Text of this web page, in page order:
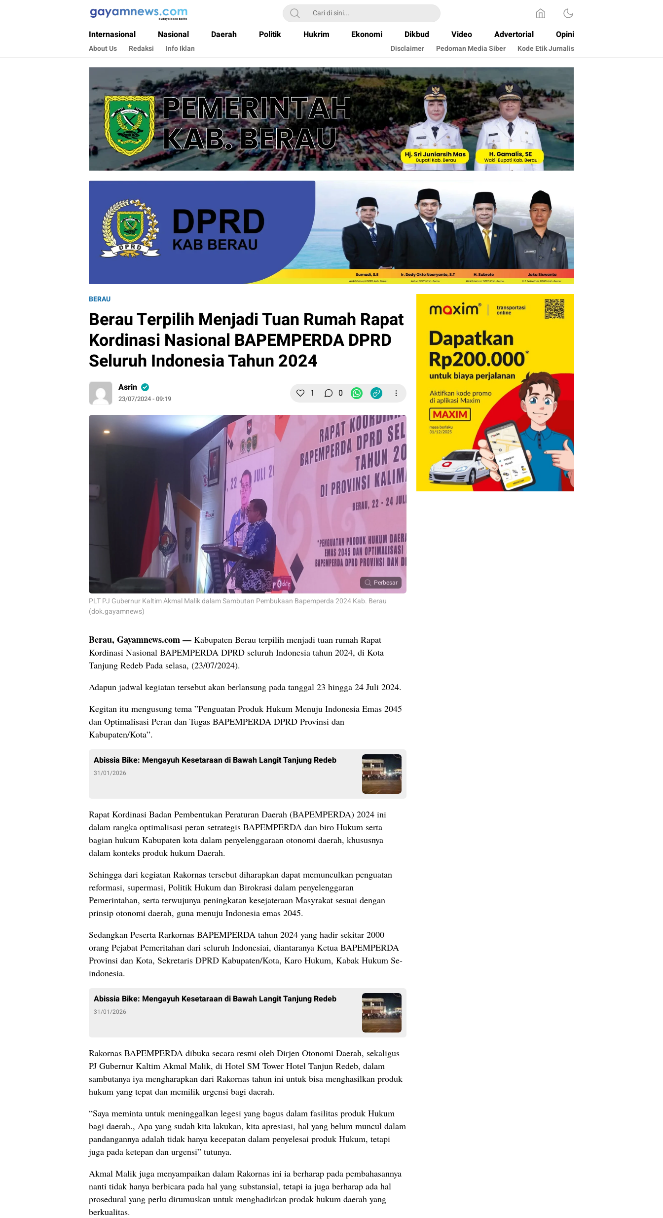
Gayamnews.com
Budaya Baca Berita
Internasional Nasional Daerah Politik Hukrim Ekonomi Dikbud Video Advertorial Opini
About Us Redaksi Info Iklan Disclaimer Pedoman Media Siber Kode Etik Jurnalis
BERAU
Berau Terpilih Menjadi Tuan Rumah Rapat
Kordinasi Nasional BAPEMPERDA DPRD
Seluruh Indonesia Tahun 2024
Asrin
23/07/2024 - 09:19 1 0
Perbesar
PLT PJ Gubernur Kaltim Akmal Malik dalam Sambutan Pembukaan Bapemperda 2024 Kab. Berau
(dok.gayamnews)
Berau, Gayamnews.com — Kabupaten Berau terpilih menjadi tuan rumah Rapat
Kordinasi Nasional BAPEMPERDA DPRD seluruh Indonesia tahun 2024, di Kota
Tanjung Redeb Pada selasa, (23/07/2024).
Adapun jadwal kegiatan tersebut akan berlansung pada tanggal 23 hingga 24 Juli 2024.
Kegitan itu mengusung tema ”Penguatan Produk Hukum Menuju Indonesia Emas 2045
dan Optimalisasi Peran dan Tugas BAPEMPERDA DPRD Provinsi dan
Kabupaten/Kota”.
Abissia Bike: Mengayuh Kesetaraan di Bawah Langit Tanjung Redeb
31/01/2026
Rapat Kordinasi Badan Pembentukan Peraturan Daerah (BAPEMPERDA) 2024 ini
dalam rangka optimalisasi peran setrategis BAPEMPERDA dan biro Hukum serta
bagian hukum Kabupaten kota dalam penyelenggaraan otonomi daerah, khususnya
dalam konteks produk hukum Daerah.
Sehingga dari kegiatan Rakornas tersebut diharapkan dapat memunculkan penguatan
reformasi, supermasi, Politik Hukum dan Birokrasi dalam penyelenggaran
Pemerintahan, serta terwujunya peningkatan kesejateraan Masyrakat sesuai dengan
prinsip otonomi daerah, guna menuju Indonesia emas 2045.
Sedangkan Peserta Rarkornas BAPEMPERDA tahun 2024 yang hadir sekitar 2000
orang Pejabat Pemeritahan dari seluruh Indonesiai, diantaranya Ketua BAPEMPERDA
Provinsi dan Kota, Sekretaris DPRD Kabupaten/Kota, Karo Hukum, Kabak Hukum Se-
indonesia.
Abissia Bike: Mengayuh Kesetaraan di Bawah Langit Tanjung Redeb
31/01/2026
Rakornas BAPEMPERDA dibuka secara resmi oleh Dirjen Otonomi Daerah, sekaligus
PJ Gubernur Kaltim Akmal Malik, di Hotel SM Tower Hotel Tanjun Redeb, dalam
sambutanya iya mengharapkan dari Rakornas tahun ini untuk bisa menghasilkan produk
hukum yang tepat dan memilik urgensi bagi daerah.
“Saya meminta untuk meninggalkan legesi yang bagus dalam fasilitas produk Hukum
bagi daerah., Apa yang sudah kita lakukan, kita apresiasi, hal yang belum muncul dalam
pandangannya adalah tidak hanya kecepatan dalam penyelesai produk Hukum, tetapi
juga pada ketepan dan urgensi” tutunya.
Akmal Malik juga menyampaikan dalam Rakornas ini ia berharap pada pembahasannya
nanti tidak hanya berbicara pada hal yang substansial, tetapi ia juga berharap ada hal
prosedural yang perlu dirumuskan untuk menghadirkan prodak hukum daerah yang
berkualitas.